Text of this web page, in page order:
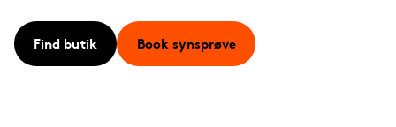
Find butik Book synsprøve